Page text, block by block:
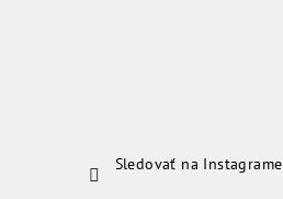
Sledovať na Instagrame